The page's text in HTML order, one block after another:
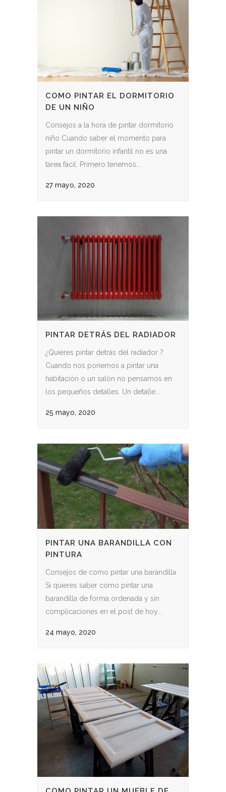
COMO PINTAR EL DORMITORIO
DE UN NIÑO
Consejos a la hora de pintar dormitorio
niño Cuando saber el momento para
pintar un dormitorio infantil no es una
tarea fácil. Primero tenemos...
27 mayo, 2020
PINTAR DETRÁS DEL RADIADOR
¿Quieres pintar detrás del radiador ?
Cuando nos ponemos a pintar una
habitación o un salón no pensamos en
los pequeños detalles. Un detalle...
25 mayo, 2020
PINTAR UNA BARANDILLA CON
PINTURA
Consejos de como pintar una barandilla
Si quieres saber como pintar una
barandilla de forma ordenada y sin
complicaciones en el post de hoy...
24 mayo, 2020